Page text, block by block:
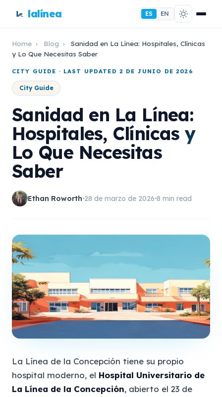
lalínea ES EN
Home › Blog ›
Sanidad en La Línea: Hospitales, Clínicas
y Lo Que Necesitas Saber
CITY GUIDE · LAST UPDATED 2 DE JUNIO DE 2026
City Guide
Sanidad en La Línea:
Hospitales, Clínicas y
Lo Que Necesitas
Saber
Ethan Roworth•28 de marzo de 2026•8 min read
La Línea de la Concepción tiene su propio
hospital moderno, el Hospital Universitario de
La Línea de la Concepción, abierto el 23 de